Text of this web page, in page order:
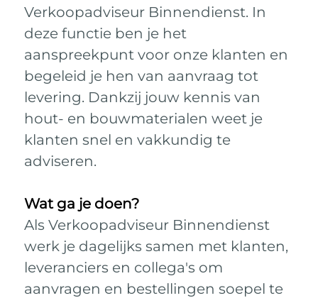
Verkoopadviseur Binnendienst. In
deze functie ben je het
aanspreekpunt voor onze klanten en
begeleid je hen van aanvraag tot
levering. Dankzij jouw kennis van
hout- en bouwmaterialen weet je
klanten snel en vakkundig te
adviseren.
Wat ga je doen?
Als Verkoopadviseur Binnendienst
werk je dagelijks samen met klanten,
leveranciers en collega's om
aanvragen en bestellingen soepel te